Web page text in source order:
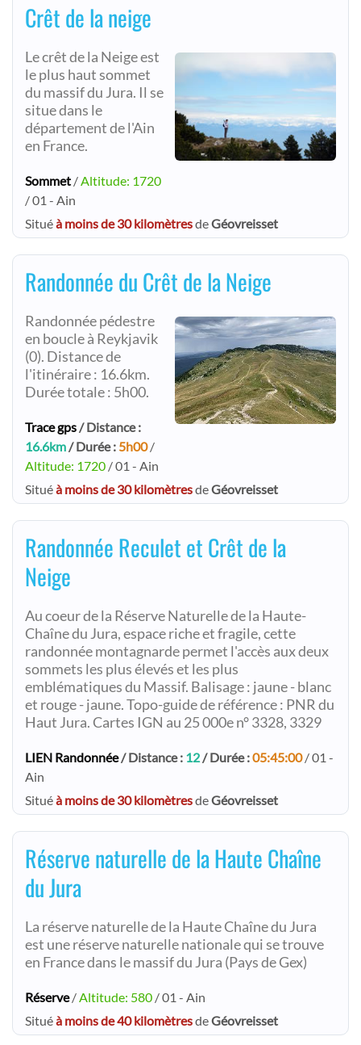
Crêt de la neige
Le crêt de la Neige est
le plus haut sommet
du massif du Jura. Il se
situe dans le
département de l'Ain
en France.
Sommet /Altitude: 1720
/ 01 - Ain
Situéà moins de 30 kilomètresdeGéovreisset
Randonnée du Crêt de la Neige
Randonnée pédestre
en boucle à Reykjavik
(0). Distance de
l'itinéraire : 16.6km.
Durée totale : 5h00.
Trace gps/ Distance :
16.6km/ Durée : 5h00/
Altitude: 1720 / 01 - Ain
Situéà moins de 30 kilomètresdeGéovreisset
Randonnée Reculet et Crêt de la
Neige
Au coeur de la Réserve Naturelle de la Haute-
Chaîne du Jura, espace riche et fragile, cette
randonnée montagnarde permet l'accès aux deux
sommets les plus élevés et les plus
emblématiques du Massif. Balisage : jaune - blanc
et rouge - jaune. Topo-guide de référence : PNR du
Haut Jura. Cartes IGN au 25 000e n° 3328, 3329
LIEN Randonnée/ Distance : 12/ Durée :05:45:00/ 01 -
Ain
Situéà moins de 30 kilomètresdeGéovreisset
Réserve naturelle de la Haute Chaîne
du Jura
La réserve naturelle de la Haute Chaîne du Jura
est une réserve naturelle nationale qui se trouve
en France dans le massif du Jura (Pays de Gex)
Réserve/Altitude: 580 / 01 - Ain
Situéà moins de 40 kilomètresdeGéovreisset